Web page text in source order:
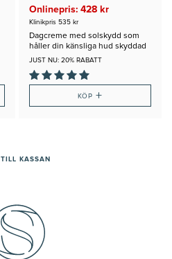
Onlinepris: 428 kr
Klinikpris 535 kr
Dagcreme med solskydd som
håller din känsliga hud skyddad
JUST NU: 20% RABATT
KÖP +
TILL KASSAN